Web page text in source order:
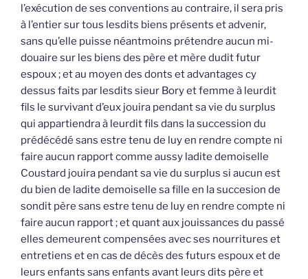
l’exécution de ses conventions au contraire, il sera pris
à l’entier sur tous lesdits biens présents et advenir,
sans qu’elle puisse néantmoins prétendre aucun mi-
douaire sur les biens des père et mère dudit futur
espoux ; et au moyen des donts et advantages cy
dessus faits par lesdits sieur Bory et femme à leurdit
fils le survivant d’eux jouira pendant sa vie du surplus
qui appartiendra à leurdit fils dans la succession du
prédécédé sans estre tenu de luy en rendre compte ni
faire aucun rapport comme aussy ladite demoiselle
Coustard jouira pendant sa vie du surplus si aucun est
du bien de ladite demoiselle sa fille en la succesion de
sondit père sans estre tenu de luy en rendre compte ni
faire aucun rapport ; et quant aux jouissances du passé
elles demeurent compensées avec ses nourritures et
entretiens et en cas de décès des futurs espoux et de
leurs enfants sans enfants avant leurs dits père et